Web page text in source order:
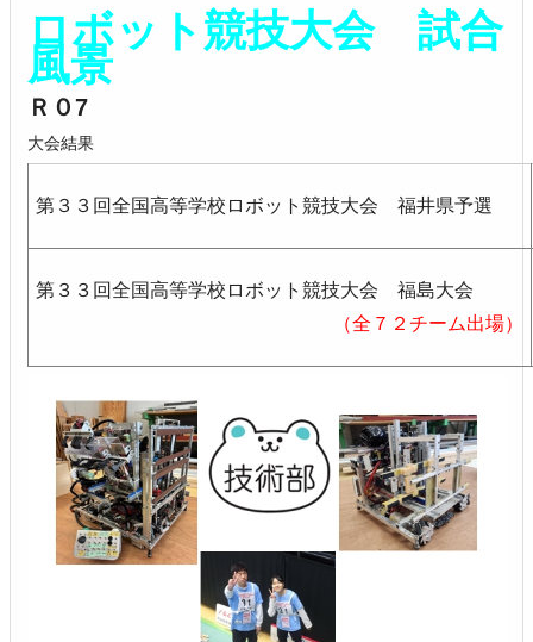
ロボット競技大会 試合
風景
Ｒ０7
大会結果
第３３回全国高等学校ロボット競技大会 福井県予選
第３３回全国高等学校ロボット競技大会 福島大会
（全７２チーム出場）